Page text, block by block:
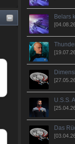
Belars
U.S.S.
Das